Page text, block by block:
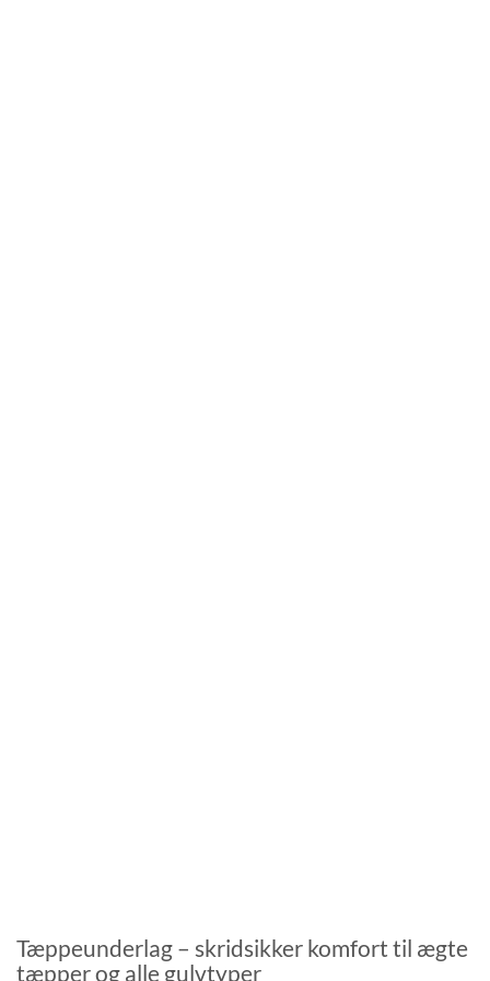
Tæppeunderlag – skridsikker komfort til ægte
tæpper og alle gulvtyper